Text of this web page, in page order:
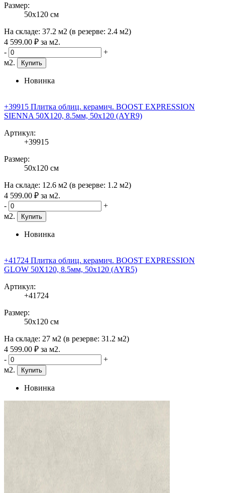
Размер:
50x120 см
На складе: 37.2 м2 (в резерве: 2.4 м2)
4 599.00 ₽ за м2.
-
+
м2.
Купить
Новинка
+39915 Плитка облиц. керамич. BOOST EXPRESSION
SIENNA 50X120, 8.5мм, 50x120 (AYR9)
Артикул:
+39915
Размер:
50x120 см
На складе: 12.6 м2 (в резерве: 1.2 м2)
4 599.00 ₽ за м2.
-
+
м2.
Купить
Новинка
+41724 Плитка облиц. керамич. BOOST EXPRESSION
GLOW 50X120, 8.5мм, 50x120 (AYR5)
Артикул:
+41724
Размер:
50x120 см
На складе: 27 м2 (в резерве: 31.2 м2)
4 599.00 ₽ за м2.
-
+
м2.
Купить
Новинка